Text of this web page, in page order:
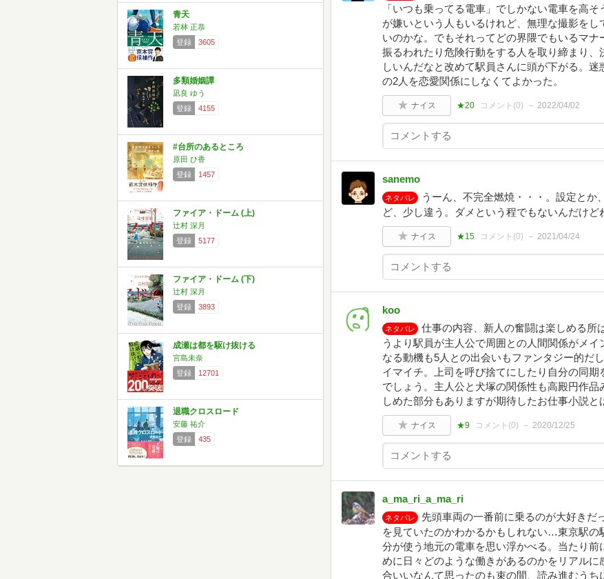
青天
若林 正恭
登録
3605
多類婚姻譚
凪良 ゆう
登録
4155
#台所のあるところ
原田 ひ香
登録
1457
ファイア・ドーム (上)
辻村 深月
登録
5177
ファイア・ドーム (下)
辻村 深月
登録
3893
成瀬は都を駆け抜ける
宮島未奈
登録
12701
退職クロスロード
安藤 祐介
登録
435
「いつも乗ってる電車」でしかない電車を高
が嫌いという人もいるけれど、無理な撮影を
いのかな。でもそれってどの界隈でもいるマ
振るわれたり危険行動をする人を取り締まり
しいんだなと改めて駅員さんに頭が下がる。
の2人を恋愛関係にしなくてよかった。
ナイス ★20 コメント(0) 2022/04/02
sanemo
ネタバレ
うーん、不完全燃焼・・・。設定とか
ど、少し違う。ダメという程でもないんだけど
ナイス ★15 コメント(0) 2021/04/24
koo
ネタバレ
仕事の内容、新人の奮闘は楽しめる所
うより駅員が主人公で周囲との人間関係がメ
なる動機も5人との出会いもファンタジー的だ
イマイチ。上司を呼び捨てにしたり自分の同
でしょう。主人公と犬塚の関係性も高殿円作
しめた部分もありますが期待したお仕事小説と
ナイス ★9 コメント(0) 2020/12/25
a_ma_ri_a_ma_ri
ネタバレ
先頭車両の一番前に乗るのが大好きだ
を見ていたのかわかるかもしれない…東京駅の
分が使う地元の電車を思い浮かべる。当たり
めに日々どのような働きがあるのかをリアル
合いいなんて思ったのも束の間、読み進むう